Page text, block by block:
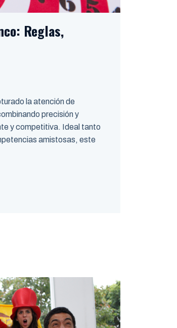
Reglas,
la atención de
precisión y
y competitiva. Ideal tanto
amistosas, este